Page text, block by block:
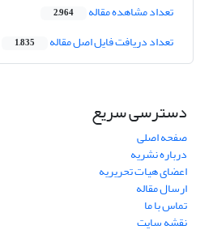
تعداد مشاهده مقاله 2,964
تعداد دریافت فایل اصل مقاله 1,835
دسترسی سریع
صفحه اصلی
درباره نشریه
اعضای هیات تحریریه
ارسال مقاله
تماس با ما
نقشه سایت